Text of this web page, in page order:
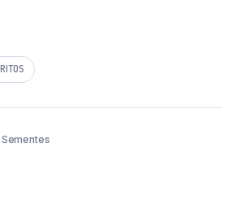
Sementes